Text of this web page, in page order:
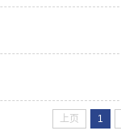
上页 1